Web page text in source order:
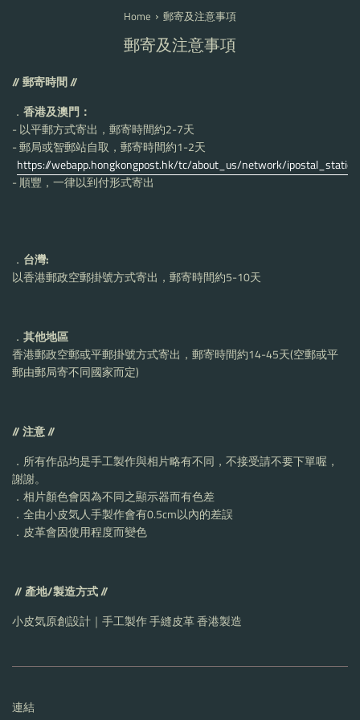
Home › 郵寄及注意事項
郵寄及注意事項
//郵寄時間 //
． 香港及澳門：
- 以平郵方式寄出，郵寄時間約2-7天
- 郵局或智郵站自取，郵寄時間約1-2天
https://webapp.hongkongpost.hk/tc/about_us/network/
- 順豐，一律以到付形式寄出
． 台灣:
以香港郵政空郵掛號方式寄出，郵寄時間約5-10天
． 其他地區
香港郵政空郵或平郵掛號方式寄出，郵寄時間約14-45天(空郵或平
郵由郵局寄不同國家而定)
// 注意 //
．所有作品均是手工製作與相片略有不同，不接受請不要下單喔，
謝謝。
．相片顏色會因為不同之顯示器而有色差
．全由小皮気人手製作會有0.5cm以內的差誤
．皮革會因使用程度而變色
// 產地/製造方式 //
小皮気原創設計｜手工製作手縫皮革香港製造
連結